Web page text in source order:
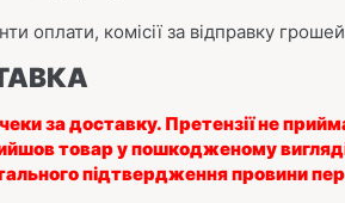
оплати, комісії за відправку
за доставку. Претензії не
товар у пошкодженому
підтвердження провини